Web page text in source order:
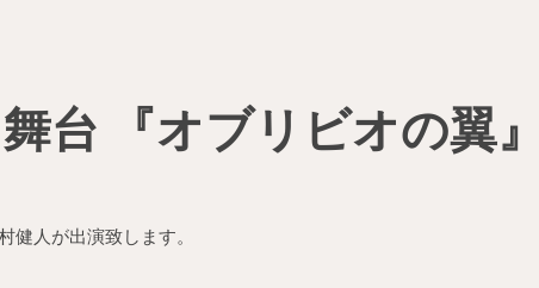
台 『オブリビオの翼
健人が出演致します。